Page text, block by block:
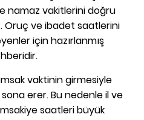
namaz vakitlerini doğru
Oruç ve ibadet saatlerini
için hazırlanmış
vaktinin girmesiyle
erer. Bu nedenle il ve
saatleri büyük